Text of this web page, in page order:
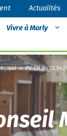
Actualités
Vivre à Marly
» PV CM du